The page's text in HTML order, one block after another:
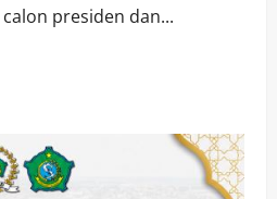
presiden dan...